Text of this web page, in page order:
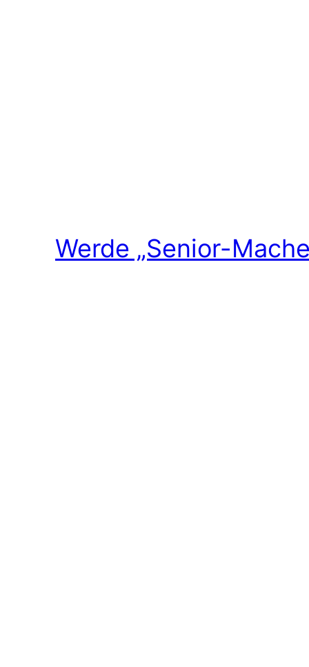
Werde „Senior-